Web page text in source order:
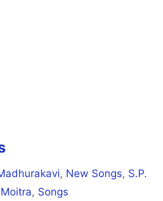
, New Songs, S.P.
, Songs